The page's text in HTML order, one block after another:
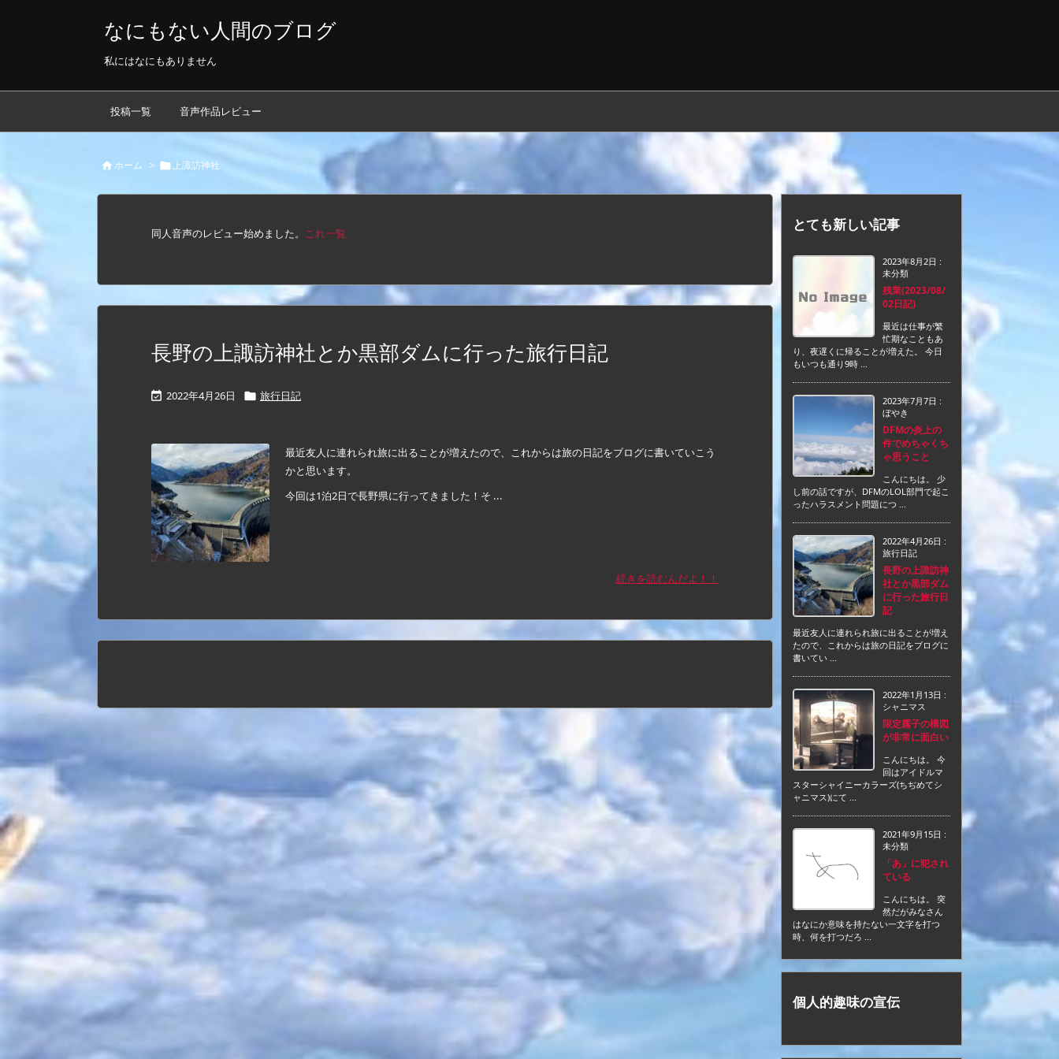
なにもない人間のブログ
私にはなにもありません
投稿一覧 音声作品レビュー
 ホーム >  上諏訪神社
同人音声のレビュー始めました。 これ一覧
長野の上諏訪神社とか黒部ダムに行った旅行日記
 2022年4月26日  旅行日記
最近友人に連れられ旅に出ることが増えたので、これからは旅の日記をブログに書いていこう
かと思います。
今回は1泊2日で長野県に行ってきました！そ ...
続きを読むんだよ！！
とても新しい記事
2023年8月2日 :
未分類
残業(2023/08/
02日記)
最近は仕事が繁
忙期なこともあ
り、夜遅くに帰ることが増えた。 今日
もいつも通り9時 ...
2023年7月7日 :
ぼやき
DFMの炎上の
件でめちゃくち
ゃ思うこと
こんにちは。 少
し前の話ですが、DFMのLOL部門で起こ
ったハラスメント問題につ ...
2022年4月26日 :
旅行日記
長野の上諏訪神
社とか黒部ダム
に行った旅行日
記
最近友人に連れられ旅に出ることが増え
たので、これからは旅の日記をブログに
書いてい ...
2022年1月13日 :
シャニマス
限定霧子の構図
が非常に面白い
こんにちは。 今
回はアイドルマ
スターシャイニーカラーズ(ちぢめてシ
ャニマス)にて ...
2021年9月15日 :
未分類
「あ」に犯され
ている
こんにちは。 突
然だがみなさん
はなにか意味を持たない一文字を打つ
時、何を打つだろ ...
個人的趣味の宣伝